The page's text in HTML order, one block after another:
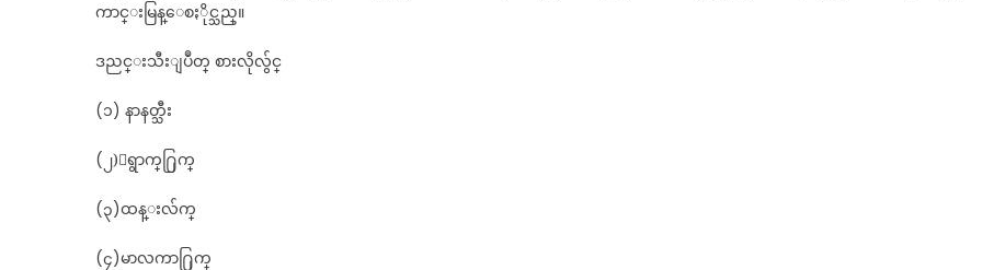
ကာင္းမြန္ေစႏိုင္သည္။
ဒညင္းသီးျပဳတ္ စားလိုလွ်င္
(၁) နာနတ္သီး
(၂)ေရွာက္႐ြက္
(၃)ထန္းလ်က္
(၄)မာလကာ႐ြက္